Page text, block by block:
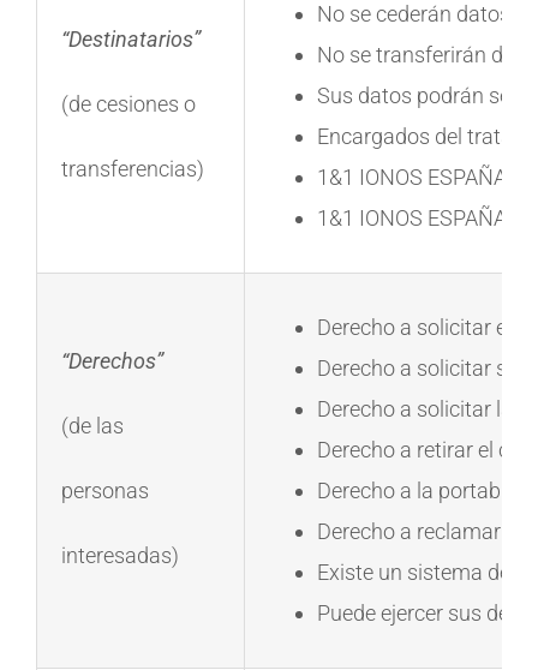
“Destinatarios”
(de cesiones o
transferencias)
No se cederán datos a
No se transferirán
Sus datos podrán ser
Encargados del
1&1 IONOS ESPAÑA,
1&1 IONOS ESPAÑA,
“Derechos”
(de las
personas
interesadas)
Derecho a solicitar el
Derecho a solicitar su
Derecho a solicitar la
Derecho a retirar el
Derecho a la
Derecho a reclamar
Existe un sistema de
Puede ejercer sus